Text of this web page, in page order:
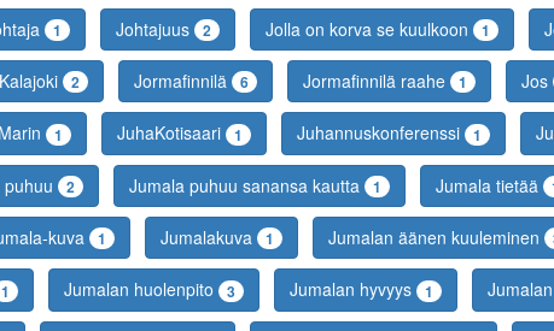
1 Johtajuus 2 Jolla on korva se kuulkoon 1
2 Jormafinnilä 6 Jormafinnilä raahe 1 Jos
1 JuhaKotisaari 1 Juhannuskonferenssi 1
2 Jumala puhuu sanansa kautta 1 Jumala tietää
kuva 1 Jumalakuva 1 Jumalan äänen kuuleminen
1 Jumalan huolenpito 3 Jumalan hyvyys 1